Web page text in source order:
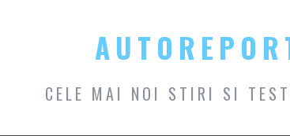
CELE MAI NOI STIRI SI